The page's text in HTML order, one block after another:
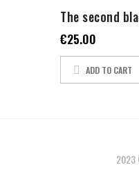
The second
€25.00
ADD TO CART
2023